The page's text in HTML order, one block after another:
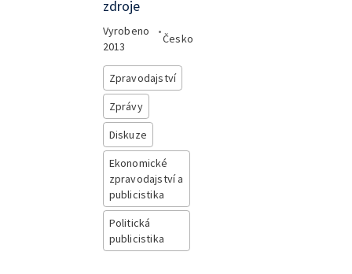
zdroje
Vyrobeno
2013
•
Česko
Zpravodajství
Zprávy
Diskuze
Ekonomické
zpravodajství a
publicistika
Politická
publicistika